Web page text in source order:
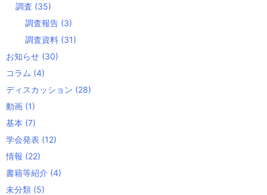
調査 (35)
調査報告 (3)
調査資料 (31)
お知らせ (30)
コラム (4)
ディスカッション (28)
動画 (1)
基本 (7)
学会発表 (12)
情報 (22)
書籍等紹介 (4)
未分類 (5)